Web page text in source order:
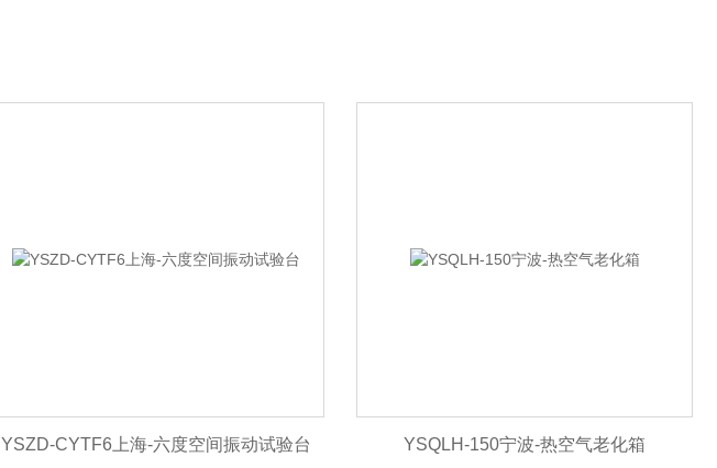
YSZD-CYTF6上海-六度空间振动试验台 YSQLH-150宁波-热空气老化箱